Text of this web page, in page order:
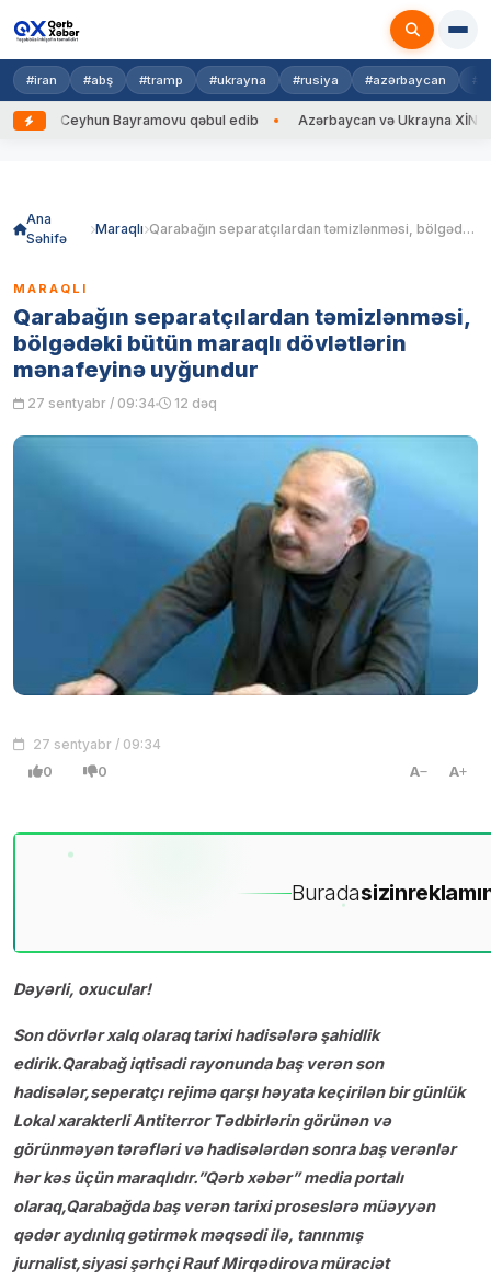
#iran #abş #tramp #ukrayna #rusiya #azərbaycan
Bayramovu qəbul edib Azərbaycan və Ukrayna XİN başçıları
Ana
Səhifə
Maraqlı Qarabağın separatçılardan təmizlənməsi, bölgədəki bütün maraqlı dövlətlərin mənafeyinə uyğundur
MARAQLI
Qarabağın separatçılardan təmizlənməsi,
bölgədəki bütün maraqlı dövlətlərin
mənafeyinə uyğundur
27 sentyabr / 09:34 12 dəq
27 sentyabr / 09:34
0 0 A A
Buradasizin
Dəyərli, oxucular!
Son dövrlər xalq olaraq tarixi hadisələrə şahidlik
edirik.Qarabağ iqtisadi rayonunda baş verən son
hadisələr,seperatçı rejimə qarşı həyata keçirilən bir günlük
Lokal xarakterli Antiterror Tədbirlərin görünən və
görünməyən tərəfləri və hadisələrdən sonra baş verənlər
hər kəs üçün maraqlıdır.”Qərb xəbər” media portalı
olaraq,Qarabağda baş verən tarixi proseslərə müəyyən
qədər aydınlıq gətirmək məqsədi ilə, tanınmış
jurnalist,siyasi şərhçi Rauf Mirqədirova müraciət